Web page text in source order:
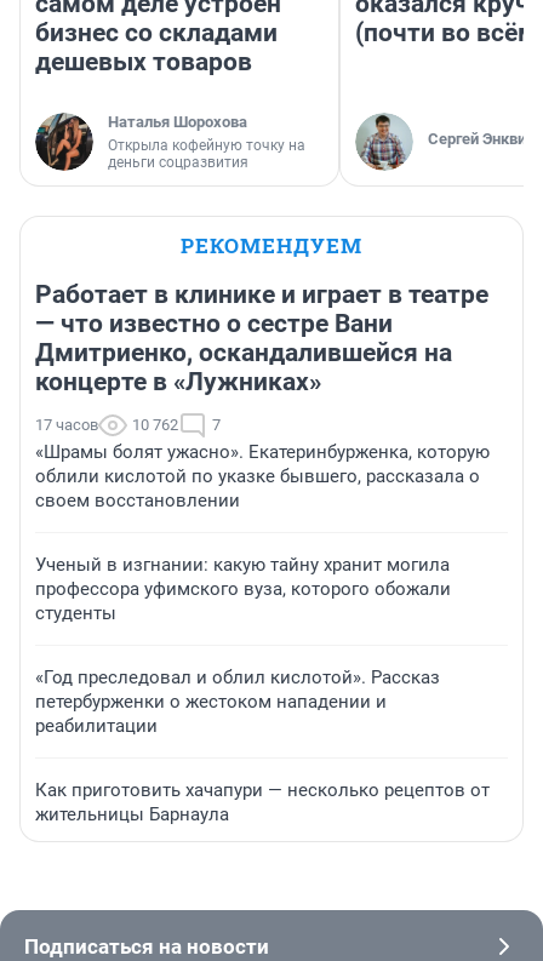
бизнес со складами
дешевых товаров
Наталья Шорохова
Открыла кофейную точку на
деньги соцразвития
(почти во
Сергей Энквист
РЕКОМЕНДУЕМ
Работает в клинике и играет в театре
— что известно о сестре Вани
Дмитриенко, оскандалившейся на
концерте в «Лужниках»
17 часов 10 762 7
«Шрамы болят ужасно». Екатеринбурженка, которую
облили кислотой по указке бывшего, рассказала о
своем восстановлении
Ученый в изгнании: какую тайну хранит могила
профессора уфимского вуза, которого обожали
студенты
«Год преследовал и облил кислотой». Рассказ
петербурженки о жестоком нападении и
реабилитации
Как приготовить хачапури — несколько рецептов от
жительницы Барнаула
Подписаться на новости